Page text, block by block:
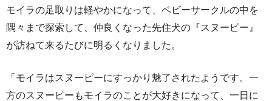
モイラの足取りは軽やかになって、ベビーサークルの中を
隅々まで探索して、仲良くなった先住犬の『スヌーピー』
が訪ねて来るたびに明るくなりました。
「モイラはスヌーピーにすっかり魅了されたようです。一
方のスヌーピーもモイラのことが大好きになって、一日に